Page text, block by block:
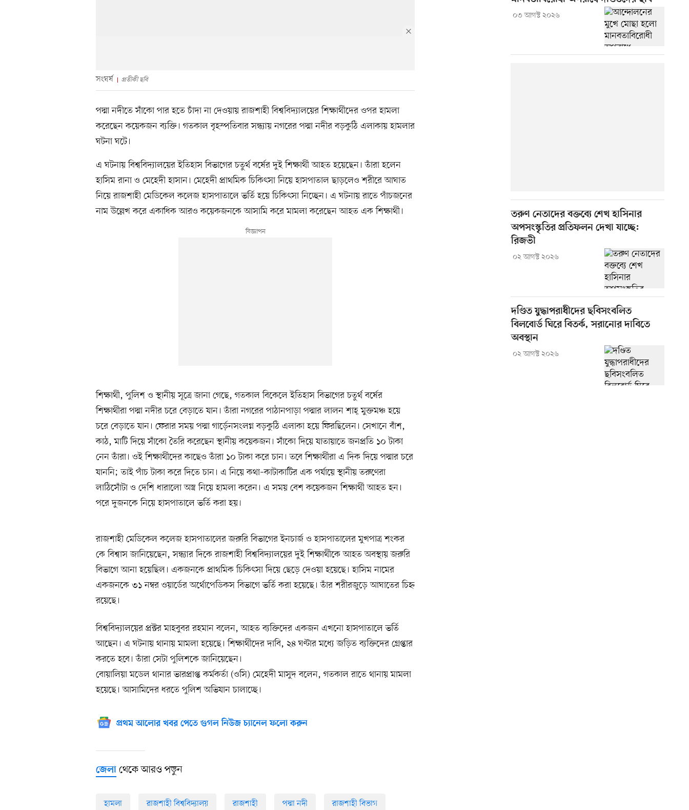
সংঘর্ষ প্রতীকী ছবি
পদ্মা নদীতে সাঁকো পার হতে চাঁদা না দেওয়ায় রাজশাহী বিশ্ববিদ্যালয়ের শিক্ষার্থীদের ওপর হামলা
করেছেন কয়েকজন ব্যক্তি। গতকাল বৃহস্পতিবার সন্ধ্যায় নগরের পদ্মা নদীর বড়কুঠি এলাকায় হামলার
ঘটনা ঘটে।
এ ঘটনায় বিশ্ববিদ্যালয়ের ইতিহাস বিভাগের চতুর্থ বর্ষের দুই শিক্ষার্থী আহত হয়েছেন। তাঁরা হলেন
হাসিম রানা ও মেহেদী হাসান। মেহেদী প্রাথমিক চিকিৎসা নিয়ে হাসপাতাল ছাড়লেও শরীরে আঘাত
নিয়ে রাজশাহী মেডিকেল কলেজ হাসপাতালে ভর্তি হয়ে চিকিৎসা নিচ্ছেন। এ ঘটনায় রাতে পাঁচজনের
নাম উল্লেখ করে একাধিক আরও কয়েকজনকে আসামি করে মামলা করেছেন আহত এক শিক্ষার্থী।
শিক্ষার্থী, পুলিশ ও স্থানীয় সূত্রে জানা গেছে, গতকাল বিকেলে ইতিহাস বিভাগের চতুর্থ বর্ষের
শিক্ষার্থীরা পদ্মা নদীর চরে বেড়াতে যান। তাঁরা নগরের পাঠানপাড়া পদ্মার লালন শাহ্ মুক্তমঞ্চ হয়ে
চরে বেড়াতে যান। ফেরার সময় পদ্মা গার্ড়েনসংলগ্ন বড়কুঠি এলাকা হয়ে ফিরছিলেন। সেখানে বাঁশ,
কাঠ, মাটি দিয়ে সাঁকো তৈরি করেছেন স্থানীয় কয়েকজন। সাঁকো দিয়ে যাতায়াতে জনপ্রতি ১০ টাকা
নেন তাঁরা। ওই শিক্ষার্থীদের কাছেও তাঁরা ১০ টাকা করে চান। তবে শিক্ষার্থীরা এ দিক দিয়ে পদ্মার চরে
যাননি; তাই পাঁচ টাকা করে দিতে চান। এ নিয়ে কথা–কাটাকাটির এক পর্যায়ে স্থানীয় তরুণেরা
লাঠিসোঁটা ও দেশি ধারালো অস্ত্র নিয়ে হামলা করেন। এ সময় বেশ কয়েকজন শিক্ষার্থী আহত হন।
পরে দুজনকে নিয়ে হাসপাতালে ভর্তি করা হয়।
রাজশাহী মেডিকেল কলেজ হাসপাতালের জরুরি বিভাগের ইনচার্জ ও হাসপাতালের মুখপাত্র শংকর
কে বিশ্বাস জানিয়েছেন, সন্ধ্যার দিকে রাজশাহী বিশ্ববিদ্যালয়ের দুই শিক্ষার্থীকে আহত অবস্থায় জরুরি
বিভাগে আনা হয়েছিল। একজনকে প্রাথমিক চিকিৎসা দিয়ে ছেড়ে দেওয়া হয়েছে। হাসিম নামের
একজনকে ৩১ নম্বর ওয়ার্ডের অর্থোপেডিকস বিভাগে ভর্তি করা হয়েছে। তাঁর শরীরজুড়ে আঘাতের চিহ্ন
রয়েছে।
বিশ্ববিদ্যালয়ের প্রক্টর মাহবুবর রহমান বলেন, আহত ব্যক্তিদের একজন এখনো হাসপাতালে ভর্তি
আছেন। এ ঘটনায় থানায় মামলা হয়েছে। শিক্ষার্থীদের দাবি, ২৪ ঘণ্টার মধ্যে জড়িত ব্যক্তিদের গ্রেপ্তার
করতে হবে। তাঁরা সেটা পুলিশকে জানিয়েছেন।
বোয়ালিয়া মডেল থানার ভারপ্রাপ্ত কর্মকর্তা (ওসি) মেহেদী মাসুদ বলেন, গতকাল রাতে থানায় মামলা
হয়েছে। আসামিদের ধরতে পুলিশ অভিযান চালাচ্ছে।
প্রথম আলোর খবর পেতে গুগল নিউজ চ্যানেল ফলো করুন
জেলা থেকে আরও পড়ুন
হামলা রাজশাহী বিশ্ববিদ্যালয় রাজশাহী পদ্মা নদী রাজশাহী বিভাগ
০৩ আগস্ট ২০২৬
তরুণ নেতাদের বক্তব্যে শেখ হাসিনার
অপসংস্কৃতির প্রতিফলন দেখা যাচ্ছে:
রিজভী
০২ আগস্ট ২০২৬
দণ্ডিত যুদ্ধাপরাধীদের ছবিসংবলিত
বিলবোর্ড ঘিরে বিতর্ক, সরানোর দাবিতে
অবস্থান
০২ আগস্ট ২০২৬